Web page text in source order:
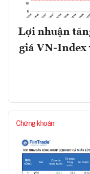
Lợi nhuận
giá VN-Index
Chứng khoán